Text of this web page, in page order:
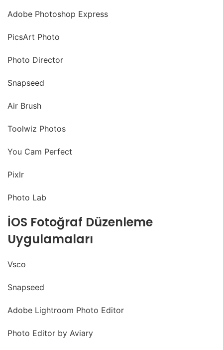
Adobe Photoshop Express
PicsArt Photo
Photo Director
Snapseed
Air Brush
Toolwiz Photos
You Cam Perfect
Pixlr
Photo Lab
İOS Fotoğraf Düzenleme
Uygulamaları
Vsco
Snapseed
Adobe Lightroom Photo Editor
Photo Editor by Aviary